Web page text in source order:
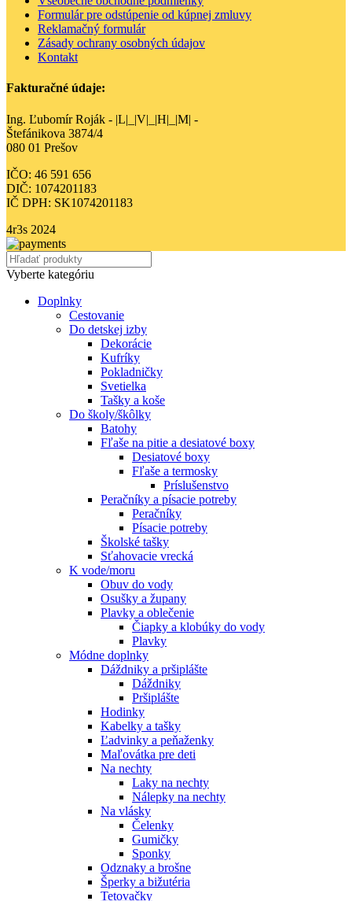
Formulár pre odstúpenie od kúpnej zmluvy
Reklamačný formulár
Zásady ochrany osobných údajov
Kontakt
Fakturačné údaje:
Ing. Ľubomír Roják - |L|_|V|_|H|_|M| -
Štefánikova 3874/4
080 01 Prešov
IČO: 46 591 656
DIČ: 1074201183
IČ DPH: SK1074201183
4r3s 2024
Vyberte kategóriu
Doplnky
Cestovanie
Do detskej izby
Dekorácie
Kufríky
Pokladničky
Svetielka
Tašky a koše
Do školy/škôlky
Batohy
Fľaše na pitie a desiatové boxy
Desiatové boxy
Fľaše a termosky
Príslušenstvo
Peračníky a písacie potreby
Peračníky
Písacie potreby
Školské tašky
Sťahovacie vrecká
K vode/moru
Obuv do vody
Osušky a župany
Plavky a oblečenie
Čiapky a klobúky do vody
Plavky
Módne doplnky
Dáždniky a pršiplášte
Dáždniky
Pršiplášte
Hodinky
Kabelky a tašky
Ľadvinky a peňaženky
Maľovátka pre deti
Na nechty
Laky na nechty
Nálepky na nechty
Na vlásky
Čelenky
Gumičky
Sponky
Odznaky a brošne
Šperky a bižutéria
Tetovačky